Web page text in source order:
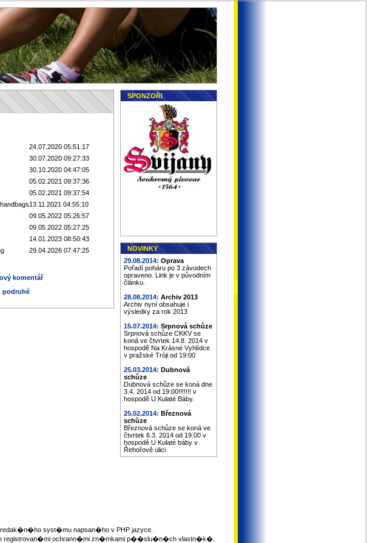
SPONZOŘI
NOVINKY
29.08.2014: Oprava
Pořadí poháru po 3 závodech
opraveno. Link je v původním
článku.
28.08.2014: Archiv 2013
Archiv nyní obsahuje i
výsledky za rok 2013
15.07.2014: Srpnová schůze
Srpnová schůze CKKV se
koná ve čtvrtek 14.8. 2014 v
hospodě Na Krásné Vyhlídce
v pražské Tróji od 19:00
25.03.2014: Dubnová
schůze
Dubnová schůze se koná dne
3.4. 2014 od 19:00!!!!!!! v
hospodě U Kulaté Báby.
25.02.2014: Březnová
schůze
Březnová schůze se koná ve
čtvrtek 6.3. 2014 od 19:00 v
hospodě U Kulaté báby v
Řehořově ulici
24.07.2020 05:51:17
30.07.2020 09:27:33
30.10.2020 04:47:05
05.02.2021 09:37:36
05.02.2021 09:37:54
13.11.2021 04:55:10
09.05.2022 05:26:57
09.05.2022 05:27:25
14.01.2023 08:50:43
29.04.2026 07:47:25
komentář
podruhé
syst�mu napsan�ho v PHP jazyce.
registrovan�mi ochrann�mi zn�mkami p��slu�n�ch vlastn�k�.